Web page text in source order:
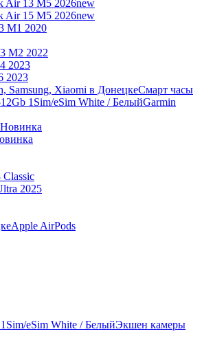
Air 13 M5 2026new
Air 15 M5 2026new
M1 2020
M2 2022
2023
2023
Смарт часы
Garmin
Новинка
Classic
2025
Apple AirPods
Экшен камеры